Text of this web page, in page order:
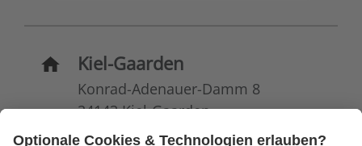
Kiel-Gaarden
Konrad-Adenauer-Damm 8
24143 Kiel-Gaarden